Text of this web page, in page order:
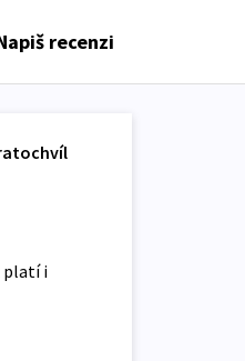
recenzi
platí i